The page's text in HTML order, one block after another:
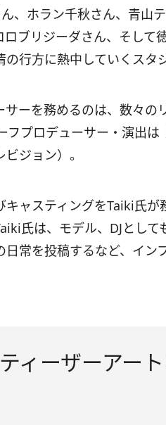
、ホラン千秋さん、青山
ロブリジーダさん、そして
行方に熱中していくスタ
ーを務めるのは、数々の
プロデューサー・演出は
ジョン）。
キャスティングをTaiki氏
氏は、モデル、DJとし
常を投稿するなど、イン
ィーザーアー